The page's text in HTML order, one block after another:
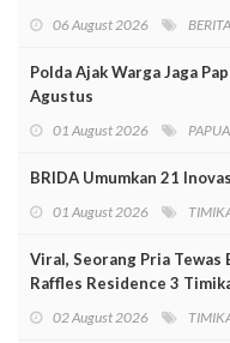
06 August 2026
Polda Ajak Warga Jaga
Agustus
01 August 2026
BRIDA Umumkan 21
01 August 2026
Viral, Seorang Pria Tewas
Raffles Residence 3
02 August 2026